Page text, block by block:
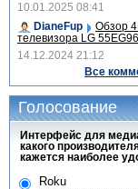
10.01.2025 08:41
DianeFup
Обзор
телевизора LG
14.12.2024 21:12
Все
Голосование
Интерфейс для
какого
кажется наиболее
Roku